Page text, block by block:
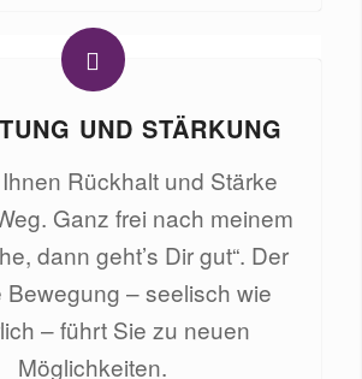
UND STÄRKUNG
Rückhalt und Stärke
Ganz frei nach meinem
dann geht’s Dir gut“. Der
Bewegung – seelisch wie
– führt Sie zu neuen
Möglichkeiten.